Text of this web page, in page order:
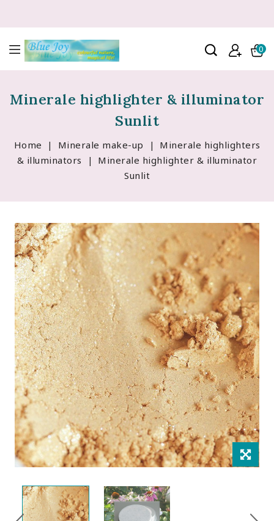
0
Minerale highlighter & illuminator
Sunlit
Home Minerale make-up
Minerale highlighters
& illuminators
Minerale highlighter & illuminator
Sunlit